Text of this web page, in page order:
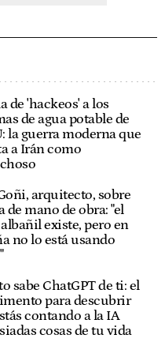
de 'hackeos' a los
de agua potable de
la guerra moderna que
a Irán como
arquitecto, sobre
de mano de obra: "el
existe, pero en
no lo está usando
sabe ChatGPT de ti: el
para descubrir
contando a la IA
cosas de tu vida